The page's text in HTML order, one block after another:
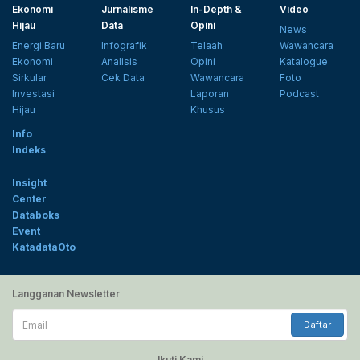
Ekonomi
Hijau
Energi Baru
Ekonomi
Sirkular
Investasi
Hijau
Jurnalisme
Data
Infografik
Analisis
Cek Data
In-Depth &
Opini
Telaah
Opini
Wawancara
Laporan
Khusus
Video
News
Wawancara
Katalogue
Foto
Podcast
Info
Indeks
Insight
Center
Databoks
Event
KatadataOto
Langganan Newsletter
Email
Daftar